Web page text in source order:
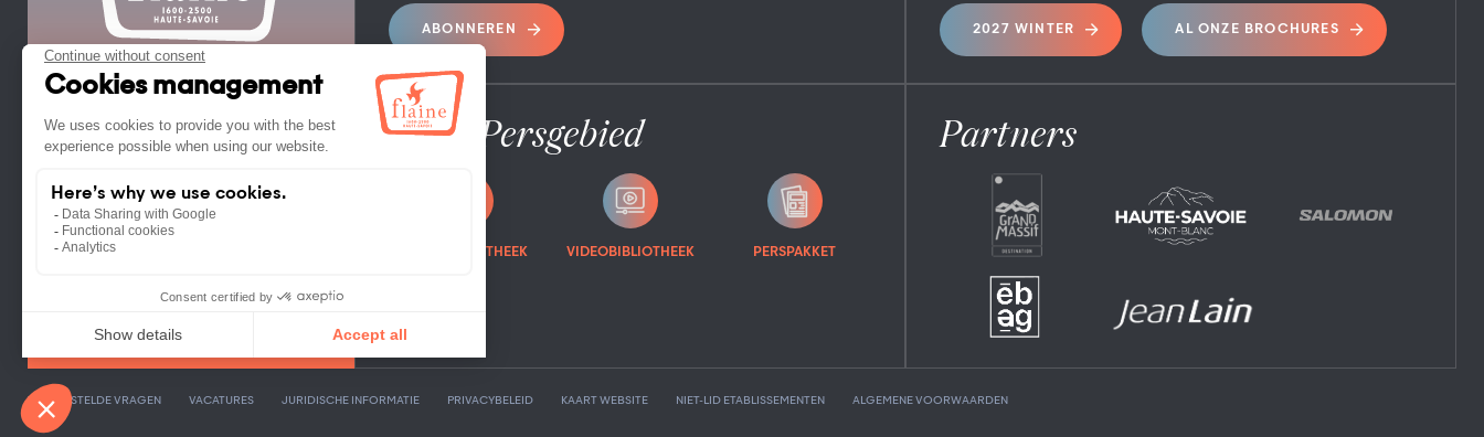
TOERISTENBUREAU FLAINE
FLAINE FORUM – 74300 FLAINE
TEL. +33 (0)4 50 90 80 01
ABONNEREN 2027 WINTER AL ONZE BROCHURES
Pro / Persgebied
FOTOBIBLIOTHEEK VIDEOBIBLIOTHEEK PERSPAKKET
Partners
VEELGESTELDE VRAGEN VACATURES JURIDISCHE INFORMATIE PRIVACYBELEID KAART WEBSITE NIET-LID ETABLISSEMENTEN ALGEMENE VOORWAARDEN